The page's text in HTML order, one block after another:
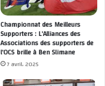
Championnat des Meilleurs
Supporters : L’Alliances des
Associations des supporters de
l’OCS brille à Ben Slimane
7 avril، 2025